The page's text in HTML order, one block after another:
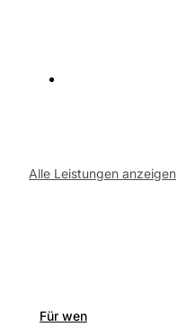
Alle Leistungen anzeigen
Für wen